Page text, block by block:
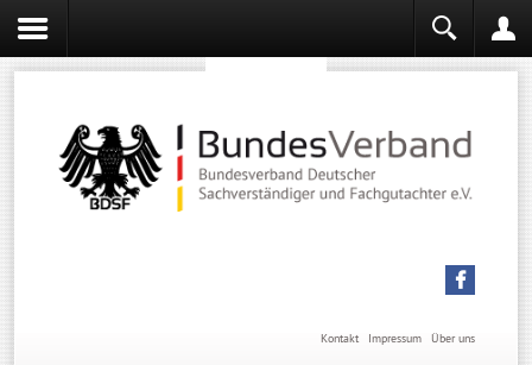
Über uns
Impressum
Kontakt